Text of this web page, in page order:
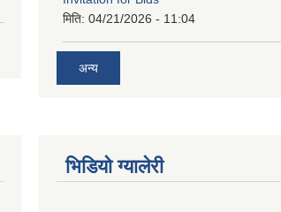
मिति: 04/21/2026 - 11:04
अन्य
भिडियाे ग्यालेरी